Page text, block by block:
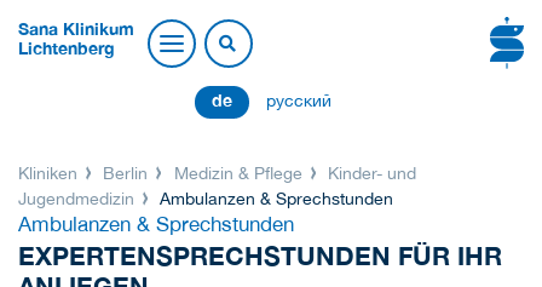
Sana Klinikum
Lichtenberg
de русский
Kliniken Berlin Medizin & Pflege
Kinder- und
Jugendmedizin
Ambulanzen & Sprechstunden
Ambulanzen & Sprechstunden
EXPERTENSPRECHSTUNDEN FÜR IHR